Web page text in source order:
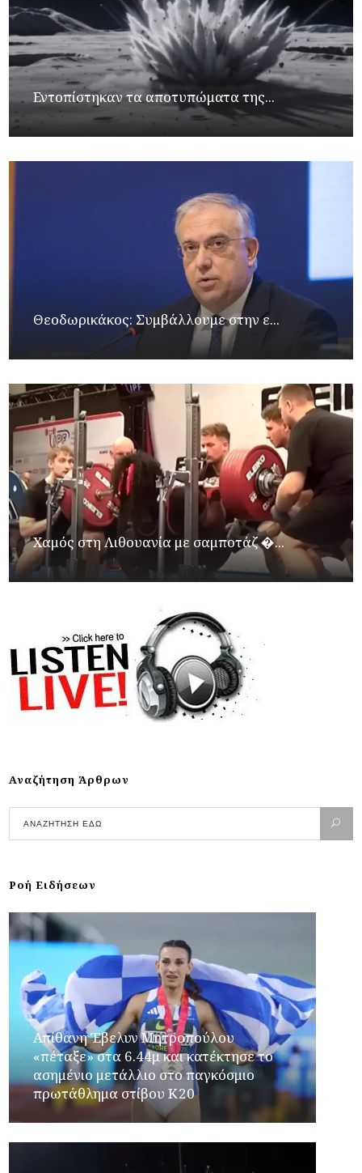
Εντοπίστηκαν τα αποτυπώματα της...
Θεοδωρικάκος: Συμβάλλουμε στην ε...
Χαμός στη Λιθουανία με σαμποτάζ �...
Αναζήτηση Άρθρων
Ροή Ειδήσεων
Απίθανη Έβελυν Μητροπούλου
«πέταξε» στα 6.44μ και κατέκτησε το
ασημένιο μετάλλιο στο παγκόσμιο
πρωτάθλημα στίβου Κ20